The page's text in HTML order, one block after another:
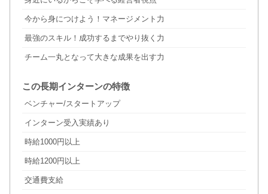
今から身につけよう！マネージメント力
最強のスキル！成功するまでやり抜く力
チーム一丸となって大きな成果を出す力
この長期インターンの特徴
ベンチャー/スタートアップ
インターン受入実績あり
時給1000円以上
時給1200円以上
交通費支給